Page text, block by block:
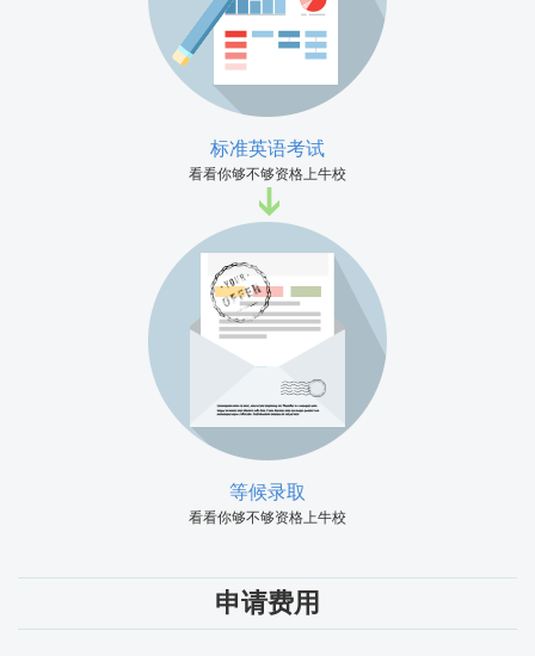
标准英语考试
看看你够不够资格上牛校
等候录取
看看你够不够资格上牛校
申请费用